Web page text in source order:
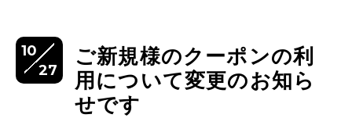
10
27
ご新規様のクーポンの利
用について変更のお知ら
せです